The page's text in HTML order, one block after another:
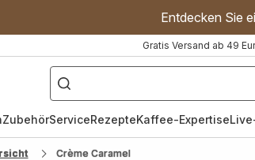
Entdecken Sie
Gratis Versand ab 49
["Kaffeevollautomat","Handmixer","Waffeleisen"]
ZubehörServiceRezepteKaffee-Expertise
Crème Caramel